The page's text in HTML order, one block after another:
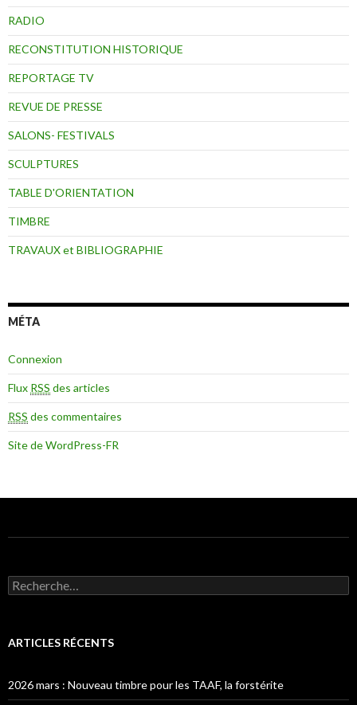
RADIO
RECONSTITUTION HISTORIQUE
REPORTAGE TV
REVUE DE PRESSE
SALONS- FESTIVALS
SCULPTURES
TABLE D'ORIENTATION
TIMBRE
TRAVAUX et BIBLIOGRAPHIE
MÉTA
Connexion
Flux RSS des articles
RSS des commentaires
Site de WordPress-FR
Recherche pour :
ARTICLES RÉCENTS
2026 mars : Nouveau timbre pour les TAAF, la forstérite